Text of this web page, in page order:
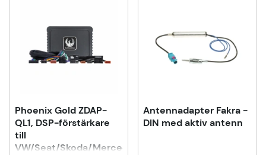
Phoenix Gold ZDAP-
QL1, DSP-förstärkare
till
VW/Seat/Skoda/Mercedes
Antennadapter Fakra -
DIN med aktiv antenn